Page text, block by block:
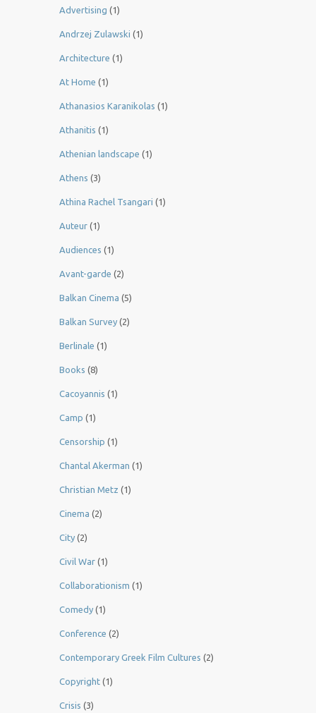
Advertising (1)
Andrzej Zulawski (1)
Architecture (1)
At Home (1)
Athanasios Karanikolas (1)
Athanitis (1)
Athenian landscape (1)
Athens (3)
Athina Rachel Tsangari (1)
Auteur (1)
Audiences (1)
Avant-garde (2)
Balkan Cinema (5)
Balkan Survey (2)
Berlinale (1)
Books (8)
Cacoyannis (1)
Camp (1)
Censorship (1)
Chantal Akerman (1)
Christian Metz (1)
Cinema (2)
City (2)
Civil War (1)
Collaborationism (1)
Comedy (1)
Conference (2)
Contemporary Greek Film Cultures (2)
Copyright (1)
Crisis (3)